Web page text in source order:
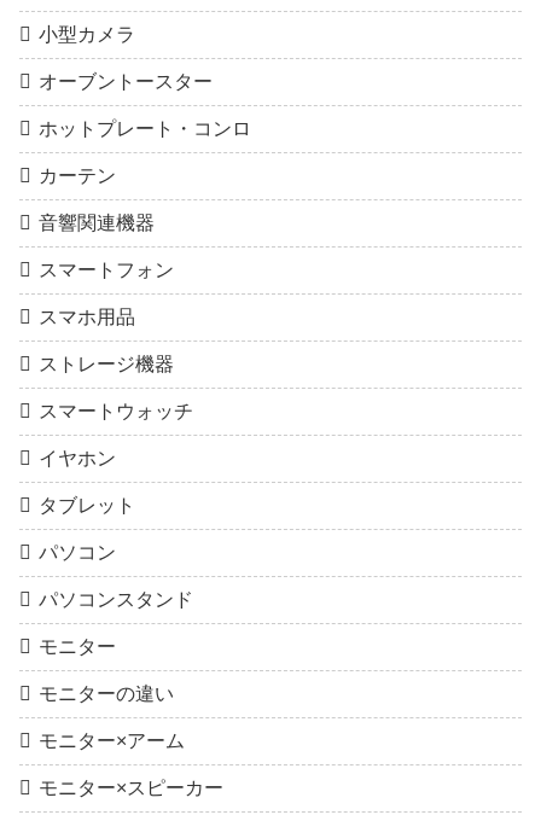
小型カメラ
オーブントースター
ホットプレート・コンロ
カーテン
音響関連機器
スマートフォン
スマホ用品
ストレージ機器
スマートウォッチ
イヤホン
タブレット
パソコン
パソコンスタンド
モニター
モニターの違い
モニター×アーム
モニター×スピーカー